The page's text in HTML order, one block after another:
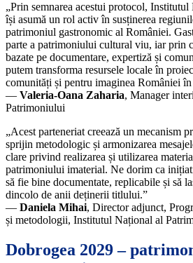
„Prin semnarea acestui protocol,
își asumă un rol activ în susținerea
patrimoniul gastronomic al României.
parte a patrimoniului cultural viu, iar prin
bazate pe documentare, expertiză și
putem transforma resursele locale în
comunități și pentru imaginea României
— Valeria-Oana Zaharia, Manager
Patrimoniului
„Acest parteneriat creează un mecanism
sprijin metodologic și armonizarea
clare privind realizarea și utilizarea
patrimoniului imaterial. Ne dorim ca
să fie bine documentate, replicabile și să
dincolo de anii deținerii titlului.”
— Daniela Mihai, Director adjunct,
și metodologii, Institutul Național al
Dobrogea 2029 –